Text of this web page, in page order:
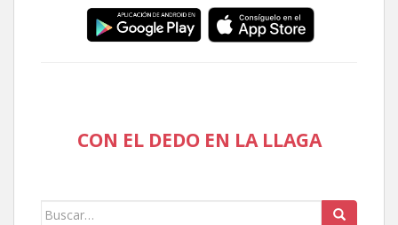
CON EL DEDO EN LA LLAGA
Buscar: